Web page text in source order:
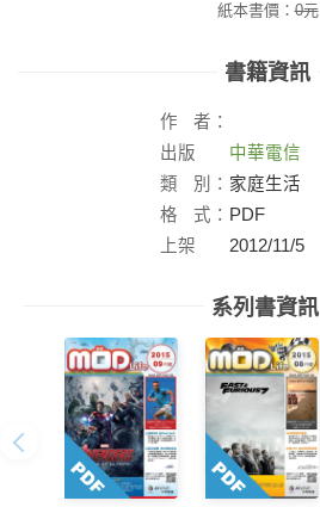
紙本書價：0元
書籍資訊
作
者：
出版
社：
中華電信
類
別： 家庭生活
格
式： PDF
上架
2012/11/5
系列書資訊